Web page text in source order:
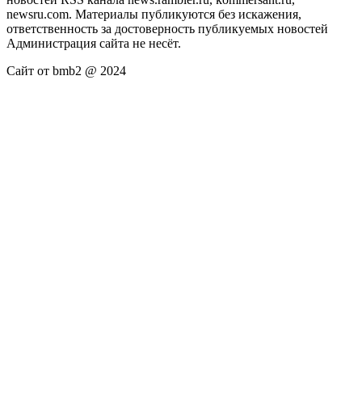
newsru.com. Материалы публикуются без искажения,
ответственность за достоверность публикуемых новостей
Администрация сайта не несёт.
Сайт от bmb2 @ 2024